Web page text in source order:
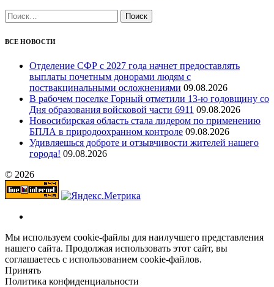
Найти:
ВСЕ НОВОСТИ
Отделение СФР с 2027 года начнет предоставлять
выплаты почетным донорами людям с
поствакцинальными осложнениями 09.08.2026
В рабочем поселке Горный отметили 13-ю годовщину со
Дня образования войсковой части 6911 09.08.2026
Новосибирская область стала лидером по применению
БПЛА в природоохранном контроле 09.08.2026
Удивляешься доброте и отзывчивости жителей нашего
города! 09.08.2026
© 2026
Мы используем cookie-файлы для наилучшего представления
нашего сайта. Продолжая использовать этот сайт, вы
соглашаетесь с использованием cookie-файлов.
Принять
Политика конфиденциальности